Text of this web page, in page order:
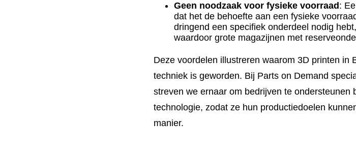
Geen noodzaak voor fysieke voorraad :
dat het de behoefte aan een fysieke
dringend een specifiek onderdeel nodig
waardoor grote magazijnen met
Deze voordelen illustreren waarom 3D printen in
techniek is geworden. Bij Parts on Demand
streven we ernaar om bedrijven te ondersteunen
technologie, zodat ze hun productiedoelen
manier.